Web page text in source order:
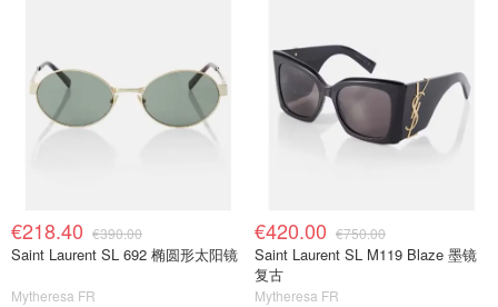
€218.40 €390.00
Saint Laurent SL 692 椭圆形太阳镜
Mytheresa FR
€420.00 €750.00
Saint Laurent SL M119 Blaze 墨镜
复古
Mytheresa FR